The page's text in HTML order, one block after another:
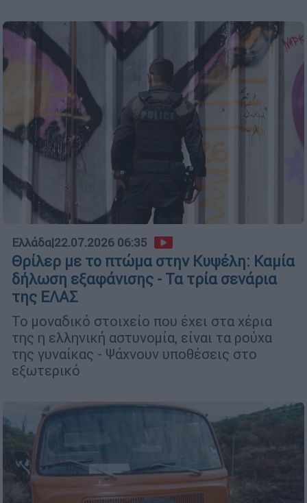
Ελλάδα|22.07.2026 06:35
Θρίλερ με το πτώμα στην Κυψέλη: Καμία
δήλωση εξαφάνισης - Τα τρία σενάρια
της ΕΛΑΣ
Το μοναδικό στοιχείο που έχει στα χέρια
της η ελληνική αστυνομία, είναι τα ρούχα
της γυναίκας - Ψάχνουν υποθέσεις στο
εξωτερικό